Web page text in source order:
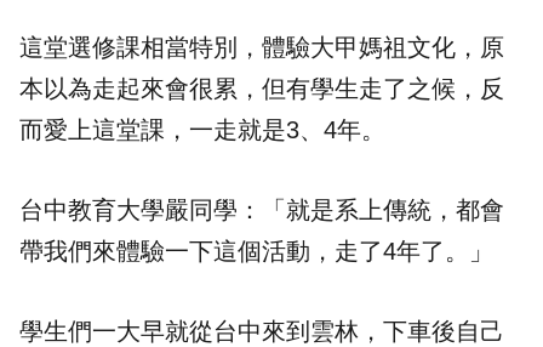
這堂選修課相當特別，體驗大甲媽祖文化，原
本以為走起來會很累，但有學生走了之候，反
而愛上這堂課，一走就是3、4年。
台中教育大學嚴同學：「就是系上傳統，都會
帶我們來體驗一下這個活動，走了4年了。」
學生們一大早就從台中來到雲林，下車後自己